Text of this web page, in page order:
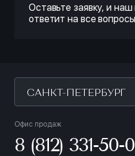
Оставьте заявку, и
ответит на все вопросы
САНКТ-ПЕТЕРБУРГ
Офис продаж
8 (812) 331-50-